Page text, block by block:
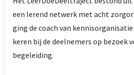
een lerend netwerk met acht
ging de coach van
keren bij de deelnemers op bezoek
begeleiding.